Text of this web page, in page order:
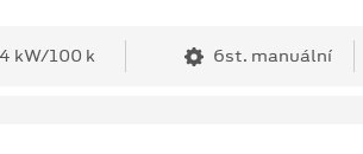
kW/100 k 6st. manuální